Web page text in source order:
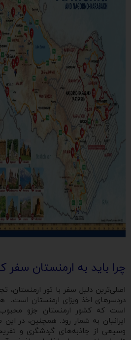
چرا باید به ارمنستان سفر
اصلی‌ترین دلیل سفر با تور ارمنستان،
دردسرهای اخذ ویزای ارمنستان
است که کشور ارمنستان جزو
ایرانیان به شمار رود. همچنین، در
وسیعی از جاذبه‌های گردشگری و